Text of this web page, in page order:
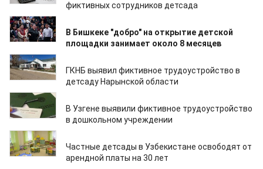
фиктивных сотрудников детсада
12.05.2026
В Бишкеке "добро" на открытие детской
площадки занимает около 8 месяцев
02.04.2026
ГКНБ выявил фиктивное трудоустройство в
детсаду Нарынской области
16.03.2026
В Узгене выявили фиктивное трудоустройство
в дошкольном учреждении
06.02.2026
Частные детсады в Узбекистане освободят от
арендной платы на 30 лет